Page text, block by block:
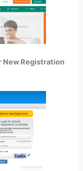
New Registration